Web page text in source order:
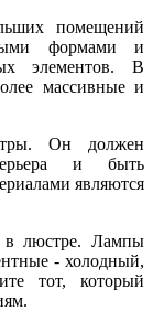
помещений
формами и
элементов. В
массивные и
Он должен
и быть
являются
в люстре. Лампы
- холодный,
тот, который